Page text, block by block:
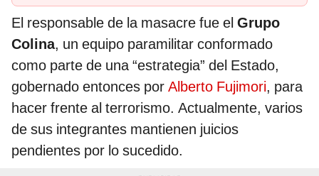
El responsable de la masacre fue el Grupo
Colina, un equipo paramilitar conformado
como parte de una “estrategia” del Estado,
gobernado entonces por Alberto Fujimori, para
hacer frente al terrorismo. Actualmente, varios
de sus integrantes mantienen juicios
pendientes por lo sucedido.